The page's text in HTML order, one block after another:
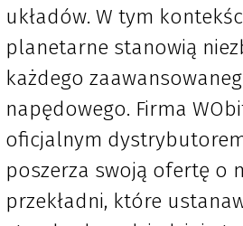
układów. W tym
planetarne stanowią
każdego
napędowego. Firma
oficjalnym
poszerza swoją ofertę o
przekładni, które